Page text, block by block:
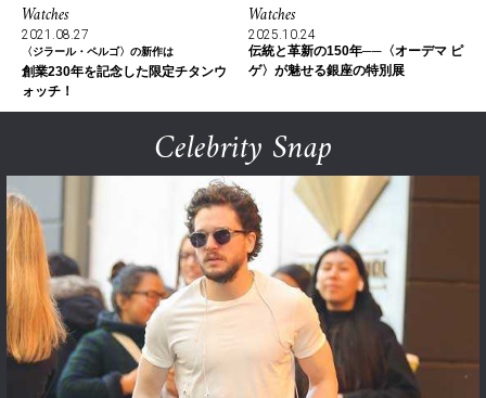
Watches
2021.08.27
〈ジラール・ペルゴ〉の新作は
創業230年を記念した限定チタンウ
ォッチ！
Watches
2025.10.24
伝統と革新の150年──〈オーデマ ピ
ゲ〉が魅せる銀座の特別展
Celebrity Snap